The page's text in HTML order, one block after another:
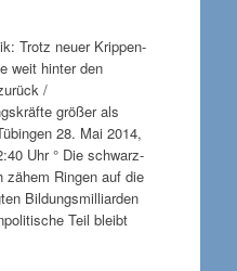
Trotz neuer Krippen-
weit hinter den
/
größer als
28. Mai 2014,
Uhr ° Die schwarz-
Ringen auf die
Bildungsmilliarden
Teil bleibt